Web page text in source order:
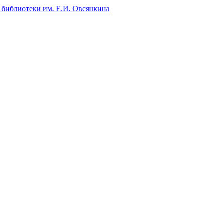
библиотеки им. Е.И. Овсянкина